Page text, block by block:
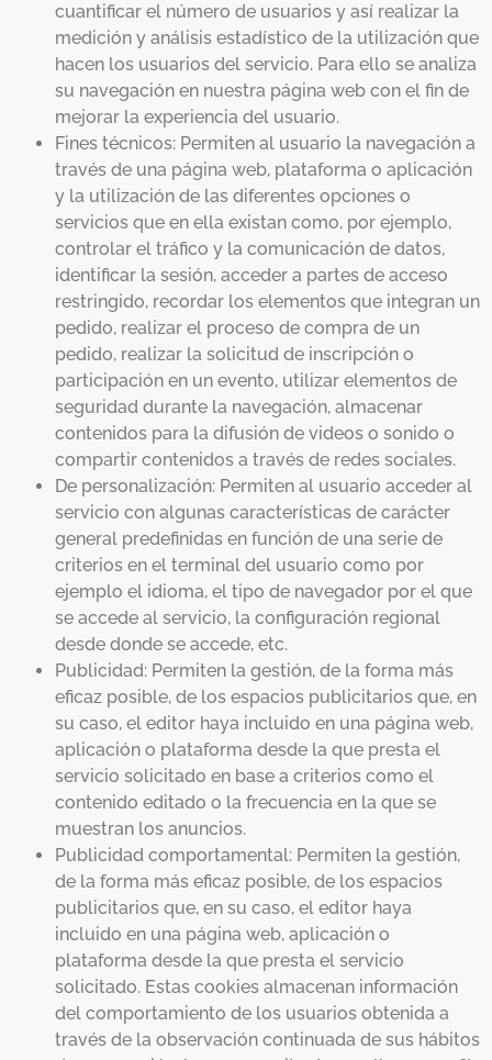
cuantificar el número de usuarios y así realizar la
medición y análisis estadístico de la utilización que
hacen los usuarios del servicio. Para ello se analiza
su navegación en nuestra página web con el fin de
mejorar la experiencia del usuario.
Fines técnicos: Permiten al usuario la navegación a
través de una página web, plataforma o aplicación
y la utilización de las diferentes opciones o
servicios que en ella existan como, por ejemplo,
controlar el tráfico y la comunicación de datos,
identificar la sesión, acceder a partes de acceso
restringido, recordar los elementos que integran un
pedido, realizar el proceso de compra de un
pedido, realizar la solicitud de inscripción o
participación en un evento, utilizar elementos de
seguridad durante la navegación, almacenar
contenidos para la difusión de videos o sonido o
compartir contenidos a través de redes sociales.
De personalización: Permiten al usuario acceder al
servicio con algunas características de carácter
general predefinidas en función de una serie de
criterios en el terminal del usuario como por
ejemplo el idioma, el tipo de navegador por el que
se accede al servicio, la configuración regional
desde donde se accede, etc.
Publicidad: Permiten la gestión, de la forma más
eficaz posible, de los espacios publicitarios que, en
su caso, el editor haya incluido en una página web,
aplicación o plataforma desde la que presta el
servicio solicitado en base a criterios como el
contenido editado o la frecuencia en la que se
muestran los anuncios.
Publicidad comportamental: Permiten la gestión,
de la forma más eficaz posible, de los espacios
publicitarios que, en su caso, el editor haya
incluido en una página web, aplicación o
plataforma desde la que presta el servicio
solicitado. Estas cookies almacenan información
del comportamiento de los usuarios obtenida a
través de la observación continuada de sus hábitos